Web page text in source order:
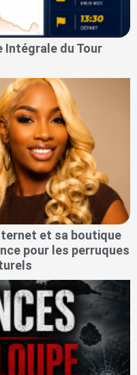
Intégrale du Tour
et sa boutique
pour les perruques